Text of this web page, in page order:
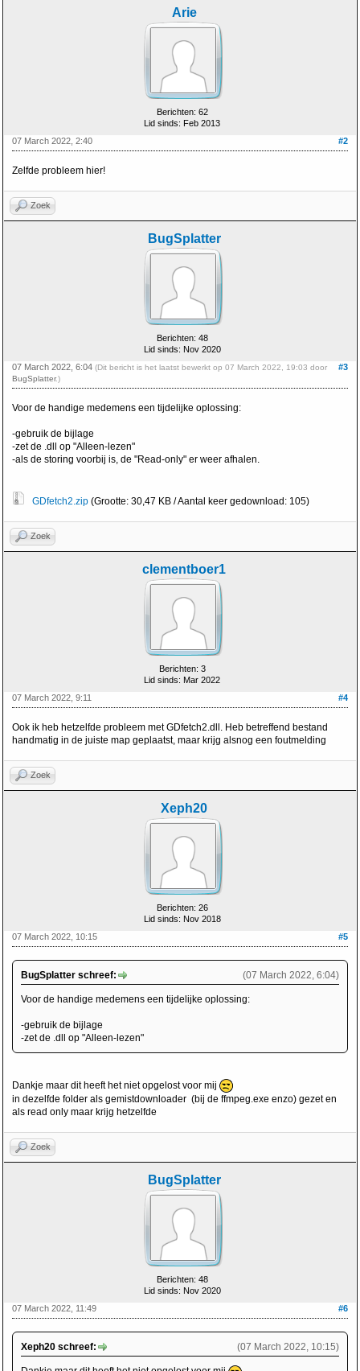
Arie
Berichten: 62
Lid sinds: Feb 2013
#2
07 March 2022, 2:40
Zelfde probleem hier!
Zoek
BugSplatter
Berichten: 48
Lid sinds: Nov 2020
#3
07 March 2022, 6:04 (Dit bericht is het laatst bewerkt op 07 March 2022, 19:03 door
BugSplatter.)
Voor de handige medemens een tijdelijke oplossing:
-gebruik de bijlage
-zet de .dll op "Alleen-lezen"
-als de storing voorbij is, de "Read-only" er weer afhalen.
GDfetch2.zip (Grootte: 30,47 KB / Aantal keer gedownload: 105)
Zoek
clementboer1
Berichten: 3
Lid sinds: Mar 2022
#4
07 March 2022, 9:11
Ook ik heb hetzelfde probleem met GDfetch2.dll. Heb betreffend bestand
handmatig in de juiste map geplaatst, maar krijg alsnog een foutmelding
Zoek
Xeph20
Berichten: 26
Lid sinds: Nov 2018
#5
07 March 2022, 10:15
(07 March 2022, 6:04)
BugSplatter schreef:
Voor de handige medemens een tijdelijke oplossing:
-gebruik de bijlage
-zet de .dll op "Alleen-lezen"
Dankje maar dit heeft het niet opgelost voor mij
in dezelfde folder als gemistdownloader (bij de ffmpeg.exe enzo) gezet en
als read only maar krijg hetzelfde
Zoek
BugSplatter
Berichten: 48
Lid sinds: Nov 2020
#6
07 March 2022, 11:49
(07 March 2022, 10:15)
Xeph20 schreef: